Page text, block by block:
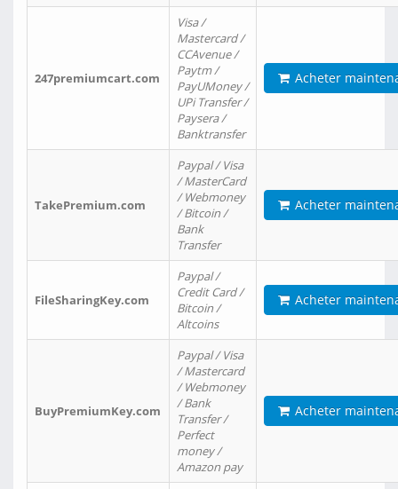
247premiumcart.com
Visa /
Mastercard /
CCAvenue /
Paytm /
PayUMoney /
UPi Transfer /
Paysera /
Banktransfer
Acheter
TakePremium.com
Paypal / Visa
/ MasterCard
/ Webmoney
/ Bitcoin /
Bank
Transfer
Acheter
FileSharingKey.com
Paypal /
Credit Card /
Bitcoin /
Altcoins
Acheter
BuyPremiumKey.com
Paypal / Visa
/ Mastercard
/ Webmoney
/ Bank
Transfer /
Perfect
money /
Amazon pay
Acheter